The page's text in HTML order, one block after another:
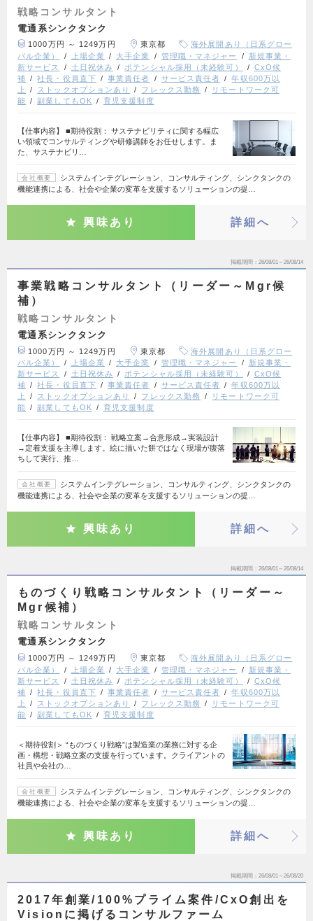
戦略コンサルタント
電通系シンクタンク
1000万円 ～ 1249万円 東京都
海外展開あり（日系グロー
バル企業）
上場企業 大手企業 管理職・マネジャー
新規事業・
新サービス
土日祝休み ポテンシャル採用（未経験可）
CxO候
補
社長・役員直下 事業責任者 サービス責任者
年収600万以
上
ストックオプションあり フレックス勤務
リモートワーク可
能
副業してもOK 育児支援制度
【仕事内容】 ■期待役割： サステナビリティに関する幅広
い領域でコンサルティングや研修講師をお任せします。ま
た、サステナビリ…
会社概要
システムインテグレーション、コンサルティング、シンクタンクの
機能連携による、社会や企業の変革を支援するソリューションの提…
興味あり 詳細へ
掲載期間 26/08/01～26/08/14
事業戦略コンサルタント（リーダー～Mgr候
補）
戦略コンサルタント
電通系シンクタンク
1000万円 ～ 1249万円 東京都
海外展開あり（日系グロー
バル企業）
上場企業 大手企業 管理職・マネジャー
新規事業・
新サービス
土日祝休み ポテンシャル採用（未経験可）
CxO候
補
社長・役員直下 事業責任者 サービス責任者
年収600万以
上
ストックオプションあり フレックス勤務
リモートワーク可
能
副業してもOK 育児支援制度
【仕事内容】 ■期待役割： 戦略立案→合意形成→実装設計
→定着支援を主導します。絵に描いた餅ではなく現場が腹落
ちして実行、推…
会社概要
システムインテグレーション、コンサルティング、シンクタンクの
機能連携による、社会や企業の変革を支援するソリューションの提…
興味あり 詳細へ
掲載期間 26/08/01～26/08/14
ものづくり戦略コンサルタント（リーダー～
Mgr候補）
戦略コンサルタント
電通系シンクタンク
1000万円 ～ 1249万円 東京都
海外展開あり（日系グロー
バル企業）
上場企業 大手企業 管理職・マネジャー
新規事業・
新サービス
土日祝休み ポテンシャル採用（未経験可）
CxO候
補
社長・役員直下 事業責任者 サービス責任者
年収600万以
上
ストックオプションあり フレックス勤務
リモートワーク可
能
副業してもOK 育児支援制度
＜期待役割＞ “ものづくり戦略”は製造業の業務に対する企
画・構想・戦略立案の支援を行っています。クライアントの
社員や会社の…
会社概要
システムインテグレーション、コンサルティング、シンクタンクの
機能連携による、社会や企業の変革を支援するソリューションの提…
興味あり 詳細へ
掲載期間 26/08/01～26/08/20
2017年創業/100%プライム案件/CxO創出を
Visionに掲げるコンサルファーム